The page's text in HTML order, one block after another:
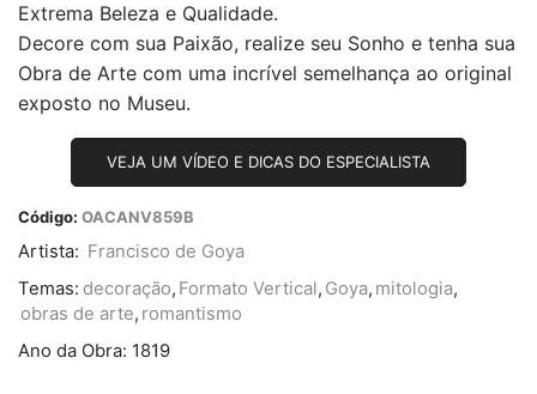
Extrema Beleza e Qualidade.
Decore com sua Paixão, realize seu Sonho e tenha sua
Obra de Arte com uma incrível semelhança ao original
exposto no Museu.
VEJA UM VÍDEO E DICAS DO ESPECIALISTA
Código: OACANV859B
Artista: Francisco de Goya
Temas: decoração, Formato Vertical, Goya, mitologia,
obras de arte, romantismo
Ano da Obra: 1819